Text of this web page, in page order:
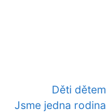
Děti dětem
Jsme jedna rodina